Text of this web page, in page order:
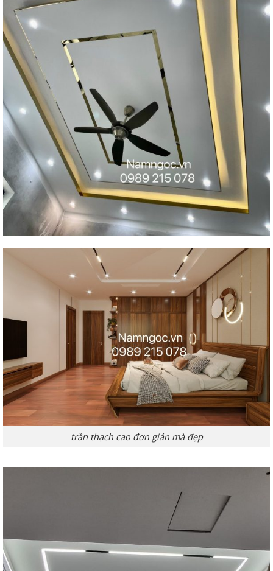
trần thạch cao đơn giản mà đẹp